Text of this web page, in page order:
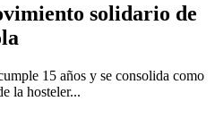
solidario de
15 años y se consolida como
la hosteler...